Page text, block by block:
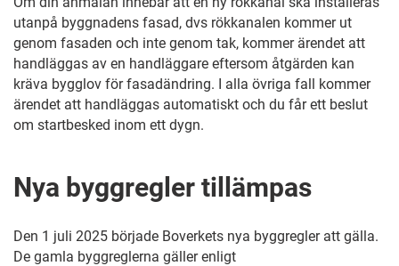
utanpå byggnadens fasad, dvs rökkanalen kommer ut
genom fasaden och inte genom tak, kommer ärendet att
handläggas av en handläggare eftersom åtgärden kan
kräva bygglov för fasadändring. I alla övriga fall kommer
ärendet att handläggas automatiskt och du får ett beslut
om startbesked inom ett dygn.
Nya byggregler tillämpas
Den 1 juli 2025 började Boverkets nya byggregler att gälla.
De gamla byggreglerna gäller enligt